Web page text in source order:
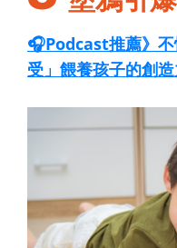
🎧Podcast推薦》
受」餵養孩子的創造